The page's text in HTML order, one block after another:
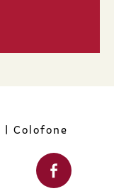
| Colofone